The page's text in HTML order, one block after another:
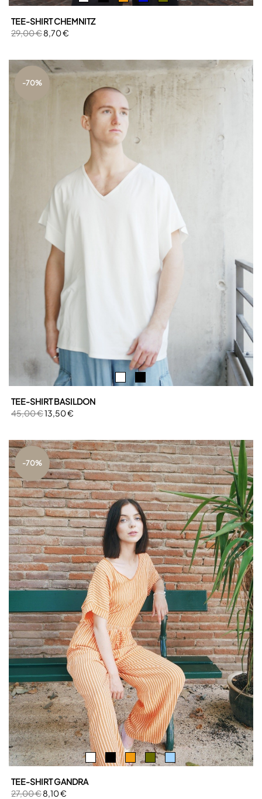
TEE-SHIRT CHEMNITZ
29,00 €8,70 €
TEE-SHIRT BASILDON
45,00 €13,50 €
-70%
TEE-SHIRT GANDRA
27,00 €8,10 €
-70%